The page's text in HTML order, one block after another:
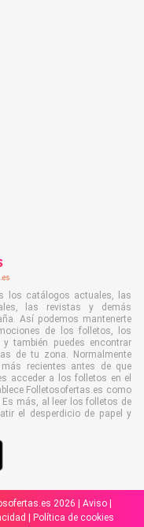
los catálogos actuales, las
las revistas y demás
Así podemos mantenerte
de los folletos, los
también puedes encontrar
de tu zona. Normalmente
recientes antes de que
acceder a los folletos en el
Folletosofertas.es como
más, al leer los folletos de
el desperdicio de papel y
2026 | Aviso|
Política de cookies